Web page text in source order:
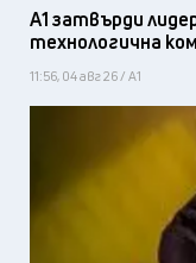
А1 затвърди
технологична
11:56, 04 авг 26 / А1